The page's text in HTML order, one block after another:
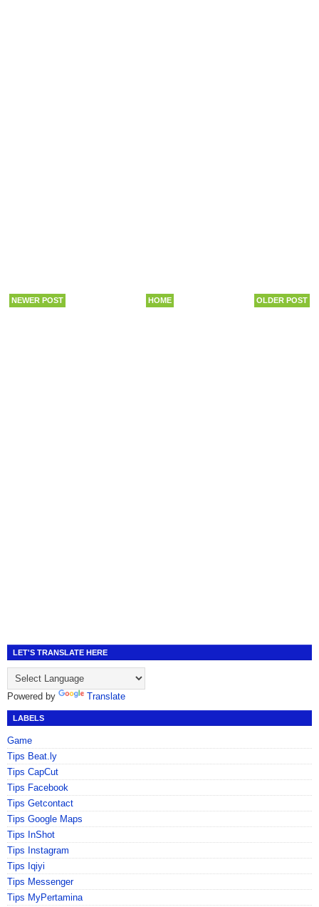
NEWER POST OLDER POST
HOME
LET'S TRANSLATE HERE
Powered by Translate
LABELS
Game
Tips Beat.ly
Tips CapCut
Tips Facebook
Tips Getcontact
Tips Google Maps
Tips InShot
Tips Instagram
Tips Iqiyi
Tips Messenger
Tips MyPertamina